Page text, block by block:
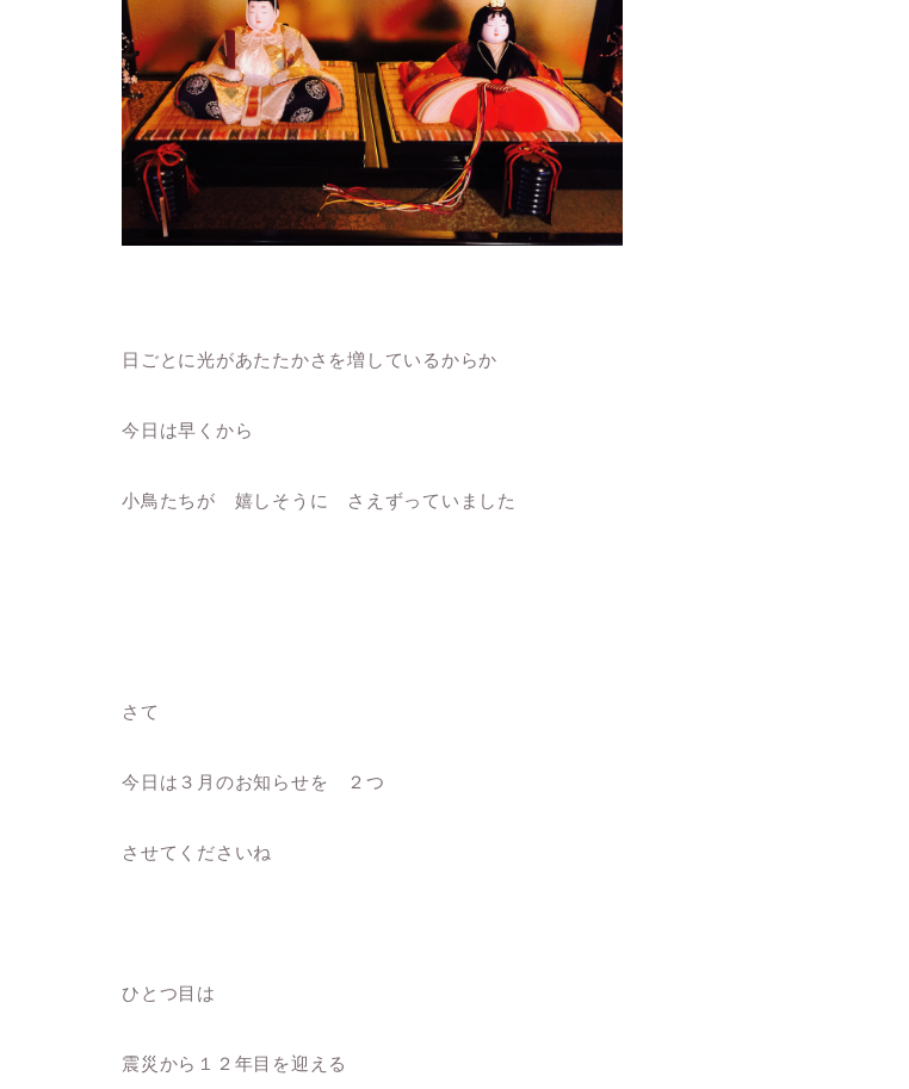
日ごとに光があたたかさを増しているからか
今日は早くから
小鳥たちが 嬉しそうに さえずっていました
さて
今日は３月のお知らせを ２つ
させてくださいね
ひとつ目は
震災から１２年目を迎える